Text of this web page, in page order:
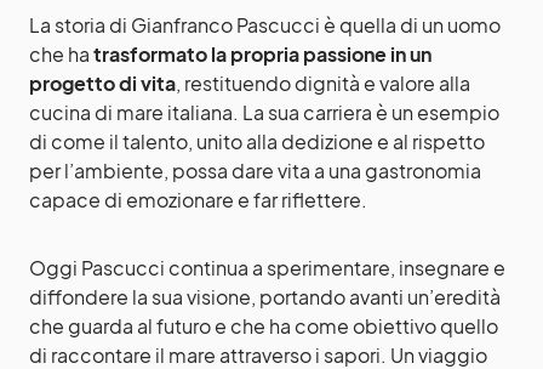
La storia di Gianfranco Pascucci è quella di un uomo
che hatrasformato la propria passione in un
progetto di vita, restituendo dignità e valore alla
cucina di mare italiana. La sua carriera è un esempio
di come il talento, unito alla dedizione e al rispetto
per l’ambiente, possa dare vita a una gastronomia
capace di emozionare e far riflettere.
Oggi Pascucci continua a sperimentare, insegnare e
diffondere la sua visione, portando avanti un’eredità
che guarda al futuro e che ha come obiettivo quello
di raccontare il mare attraverso i sapori. Un viaggio